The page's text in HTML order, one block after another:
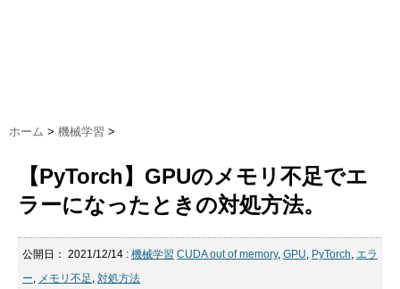
ホーム > 機械学習 >
【PyTorch】GPUのメモリ不足でエ
ラーになったときの対処方法。
公開日： 2021/12/14 : 機械学習 CUDA out of memory, GPU, PyTorch, エラ
ー, メモリ不足 , 対処方法